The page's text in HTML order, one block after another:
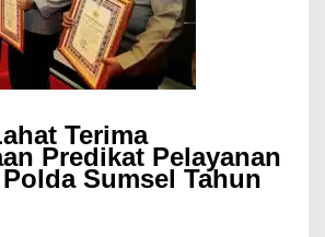
Terima
Predikat Pelayanan
Sumsel Tahun